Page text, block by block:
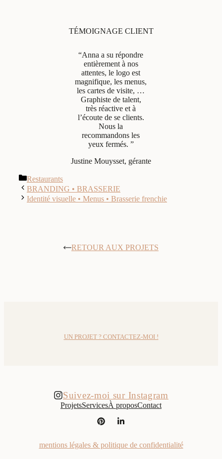
TÉMOIGNAGE CLIENT
“Anna a su répondre
entièrement à nos
attentes, le logo est
magnifique, les menus,
les cartes de visite, …
Graphiste de talent,
très réactive et à
l’écoute de se clients.
Nous la
recommandons les
yeux fermés. ”
Justine Mouysset, gérante
Catégories
Restaurants
BRANDING • BRASSERIE
Identité visuelle • Menus • Brasserie frenchie
RETOUR AUX PROJETS
UN PROJET ? CONTACTEZ-MOI !
Suivez-moi sur Instagram
ProjetsServicesÀ proposContact
mentions légales & politique de confidentialité